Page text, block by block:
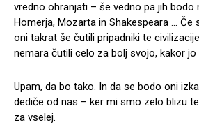
vredno ohranjati – še vedno pa jih bodo
Homerja, Mozarta in Shakespeara … Če
oni takrat še čutili pripadniki te
nemara čutili celo za bolj svojo, kakor jo
Upam, da bo tako. In da se bodo oni
dediče od nas – ker mi smo zelo blizu
za vselej.